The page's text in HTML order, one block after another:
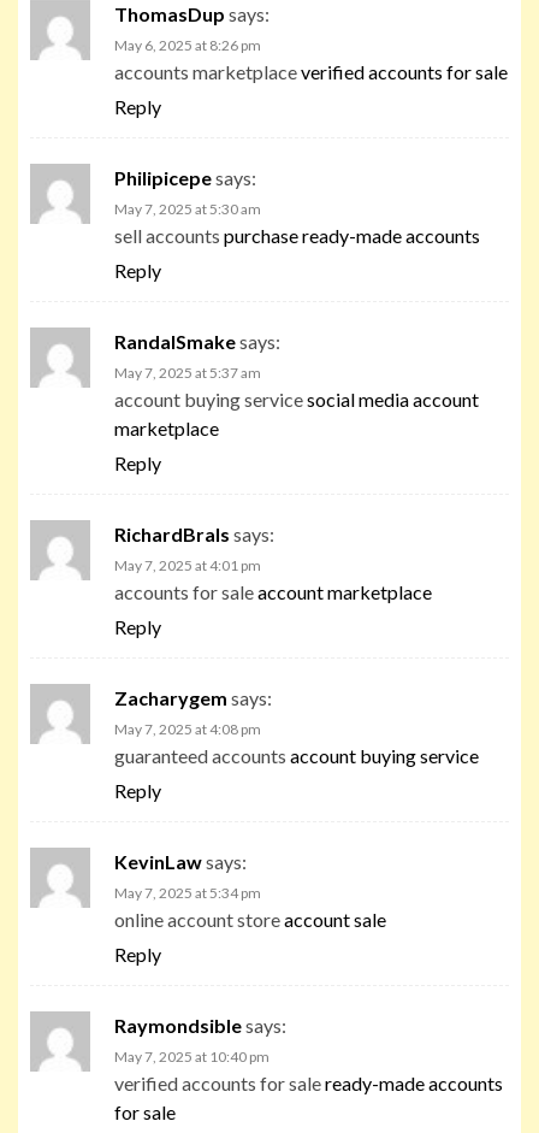
ThomasDup says:
May 6, 2025 at 8:26 pm
accounts marketplaceverified accounts for sale
Reply
Philipicepesays:
May 7, 2025 at 5:30 am
sell accounts purchase ready-made accounts
Reply
RandalSmakesays:
May 7, 2025 at 5:37 am
account buying servicesocial media account
marketplace
Reply
RichardBrals says:
May 7, 2025 at 4:01 pm
accounts for saleaccount marketplace
Reply
Zacharygem says:
May 7, 2025 at 4:08 pm
guaranteed accounts account buying service
Reply
KevinLawsays:
May 7, 2025 at 5:34 pm
online account storeaccount sale
Reply
Raymondsiblesays:
May 7, 2025 at 10:40 pm
verified accounts for saleready-made accounts
for sale